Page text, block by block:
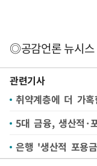
◎공감언론 뉴시스
관련기사